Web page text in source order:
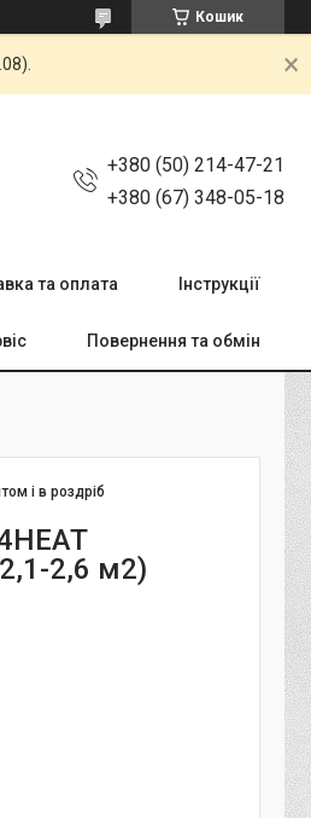
Кошик
+380 (50) 214-47-21
+380 (67) 348-05-18
та оплата Інструкції
Повернення та обмін
і в роздріб
2,6 м2)